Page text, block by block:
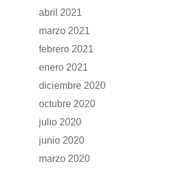
abril 2021
marzo 2021
febrero 2021
enero 2021
diciembre 2020
octubre 2020
julio 2020
junio 2020
marzo 2020